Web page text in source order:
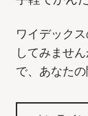
ワイデック
してみませ
で、あなた